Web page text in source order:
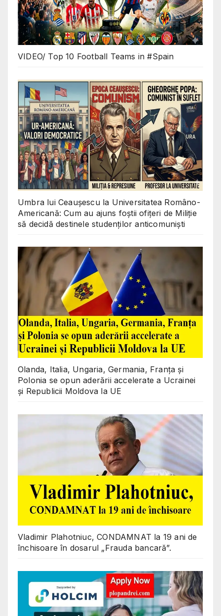
VIDEO/ Top 10 Football Teams in #Spain
Umbra lui Ceaușescu la Universitatea Româno-
Americană: Cum au ajuns foștii ofițeri de Miliție
să decidă destinele studenților anticomuniști
Olanda, Italia, Ungaria, Germania, Franța și
Polonia se opun aderării accelerate a Ucrainei
și Republicii Moldova la UE
Vladimir Plahotniuc, CONDAMNAT la 19 ani de
închisoare în dosarul „Frauda bancară”.